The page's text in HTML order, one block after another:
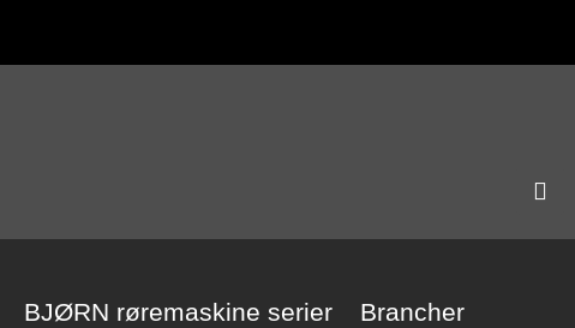
BJØRN røremaskine serier Brancher